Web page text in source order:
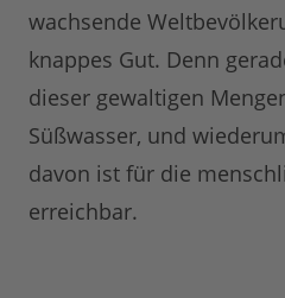
wachsende
knappes Gut. Denn
dieser gewaltigen
Süßwasser, und
davon ist für die
erreichbar.